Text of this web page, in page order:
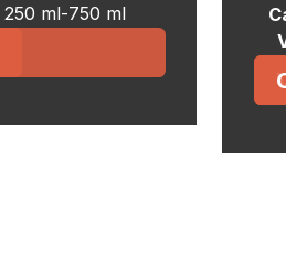
250 ml-750 ml